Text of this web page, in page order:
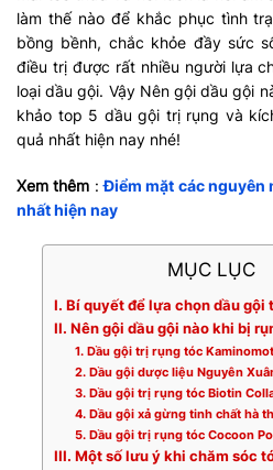
làm thế nào để khắc phục tình
bồng bềnh, chắc khỏe đầy sức
điều trị được rất nhiều người lựa
loại dầu gội. Vậy Nên gội dầu gội
khảo top 5 dầu gội trị rụng và
quả nhất hiện nay nhé!
Xem thêm :Điểm mặt các nguyên
nhất hiện nay
MỤC LỤC
I. Bí quyết để lựa chọn dầu gội
II. Nên gội dầu gội nào khi bị
1. Dầu gội trị rụng tóc
2. Dầu gội dược liệu Nguyên
3. Dầu gội trị rụng tóc Biotin
4. Dầu gội xả gừng tinh chất hà
5. Dầu gội trị rụng tóc Cocoon
III. Một số lưu ý khi chăm sóc